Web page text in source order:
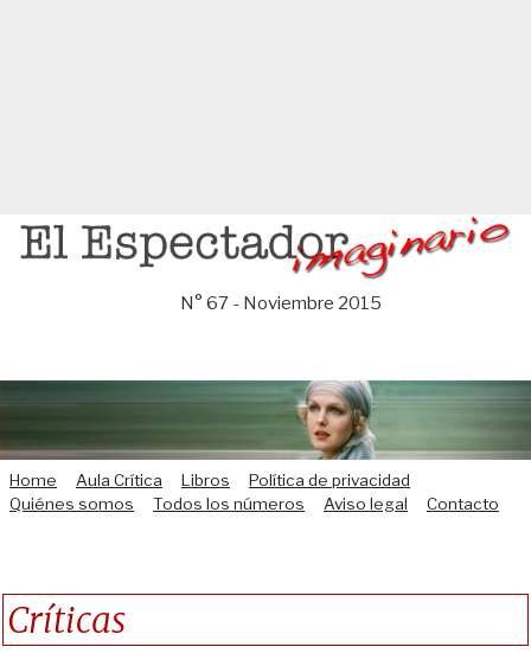
Saltar
N° 67 - Noviembre 2015
Home Aula Crítica Libros
Política de privacidad
Quiénes somos
Todos los números Aviso legal Contacto
Críticas